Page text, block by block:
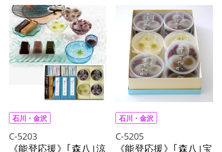
石川・金沢
C-5203
《能登応援》｢森八｣涼
石川・金沢
C-5205
《能登応援》｢森八｣宝